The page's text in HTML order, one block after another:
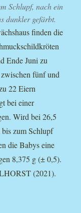
Schlupf, nach ein
dunkler gefärbt.
finden die
Ende Juni zu
fünf und
22 Eiern
bei einer
Wird bei 26,5
bis zum Schlupf
die Babys eine
8,375 g (± 0,5).
(2021).